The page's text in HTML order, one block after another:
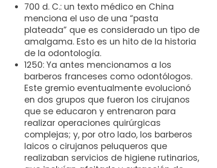
700 d. C.: un texto médico en China
menciona el uso de una “pasta
plateada” que es considerado un tipo de
amalgama. Esto es un hito de la historia
de la odontología.
1250: Ya antes mencionamos a los
barberos franceses como odontólogos.
Este gremio eventualmente evolucionó
en dos grupos que fueron los cirujanos
que se educaron y entrenaron para
realizar operaciones quirúrgicas
complejas; y, por otro lado, los barberos
laicos o cirujanos peluqueros que
realizaban servicios de higiene rutinarios,